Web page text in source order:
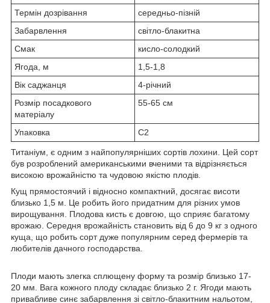
Термін дозрівання
середньо-пізній
Забарвлення
світло-блакитна
Смак
кисло-солодкий
Ягода, м
1,5-1,8
Вік саджанця
4-річний
Розмір посадкового
матеріалу
55-65 см
Упаковка С2
Титаніум, є одним з найпопулярніших сортів лохини. Цей сорт
був розроблений американськими вченими та відрізняється
високою врожайністю та чудовою якістю плодів.
Кущ прямостоячий і відносно компактний, досягає висоти
близько 1,5 м. Це робить його придатним для різних умов
вирощування. Плодова кисть є довгою, що сприяє багатому
врожаю. Середня врожайність становить від 6 до 9 кг з одного
куща, що робить сорт дуже популярним серед фермерів та
любителів дачного господарства.
Плоди мають злегка сплющену форму та розмір близько 17-
20 мм. Вага кожного плоду складає близько 2 г. Ягоди мають
привабливе синє забарвлення зі світло-блакитним нальотом,